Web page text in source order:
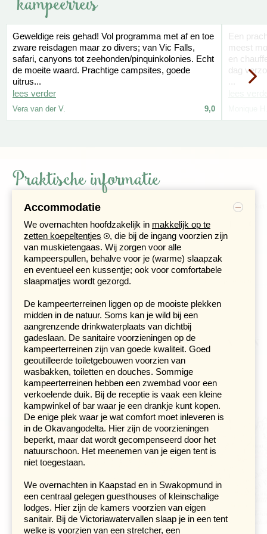
landschap wordt weer wat groener als we in de buurt
komen van de brede Oranjerivier, die de grens vormt
tussen Zuid-Afrika enNamibië. De oevers worden benut
voor de verbouw van allerlei gewassen, waaronder
katoen. In de loop van de middag bereiken we
Oranjerivier, waar we kamperen aan de oevers van de
rivier. Hier heb je gelegenheid om de omgeving te
verkennen of even te ontspannen. Liefhebbers
kunnen er een kano huren om de rivier af te zakken.
We staan vroeg op om naar de grens met Namibië aan
de overkant van de rivier te rijden. Ons reisdoel van
Fish River Canyon
. De Fish-rivier heeft hier
gedurende duizenden jaren een indrukwekkende 27
kilometer brede kloof uitgesleten. De canyon zelf is 160
kilometer lang. In het gelijknamige nationale park
kamperen we op een schaduwrijke plek ten noorden van
de canyon, waarvandaan we de omgeving verkennen.
Als je goed oplet zie je hier al het eerste schaarse wild.
Afdalen in de kloof is helaas niet meer toegestaan.
Bewonder de surrealistische omgeving
van de Sossusvlei & Deadvlei
Dag 7 Fish River Canyon NP - Sesriem (Sossusvlei)
Dag 8 Sesriem - Sossusvlei & Deadvlei - Solitaire - Cha-
Hoe verder we naar het noorden rijden hoe desolater het
wordt. Ook de goede asfaltwegen laten we vandaag
achter ons. Einddoel van onze inspannende en stoffige
tocht is een campsite nabij het plaatsje Sesriem. 's
Geweldige reis gehad! Vol programma met af en toe
zware reisdagen maar zo divers; van Vic Falls,
safari, canyons tot zeehonden/pinquinkolonies. Echt
de moeite waard. Prachtige campsites, goede
uitrus...
lees verder
Vera van der V. 9,0
Een
meest
en
dag
Praktische informatie
Accommodatie
We overnachten hoofdzakelijk in makkelijk op te
zetten koepeltentjes
, die bij de ingang voorzien zijn
van muskietengaas. Wij zorgen voor alle
kampeerspullen, behalve voor je (warme) slaapzak
en eventueel een kussentje; ook voor comfortabele
slaapmatjes wordt gezorgd.
De kampeerterreinen liggen op de mooiste plekken
midden in de natuur. Soms kan je wild bij een
aangrenzende drinkwaterplaats van dichtbij
gadeslaan. De sanitaire voorzieningen op de
kampeerterreinen zijn van goede kwaliteit. Goed
geoutilleerde toiletgebouwen voorzien van
wasbakken, toiletten en douches. Sommige
kampeerterreinen hebben een zwembad voor een
verkoelende duik. Bij de receptie is vaak een kleine
kampwinkel of bar waar je een drankje kunt kopen.
De enige plek waar je wat comfort moet inleveren is
in de Okavangodelta. Hier zijn de voorzieningen
beperkt, maar dat wordt gecompenseerd door het
natuurschoon. Het meenemen van je eigen tent is
niet toegestaan.
We overnachten in Kaapstad en in Swakopmund in
een centraal gelegen guesthouses of kleinschalige
lodges. Hier zijn de kamers voorzien van eigen
sanitair. Bij de Victoriawatervallen slaap je in een tent
welke is voorzien van een stretcher, een